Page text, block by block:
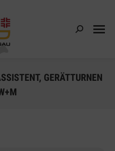
Search:
GERÄTTURNEN